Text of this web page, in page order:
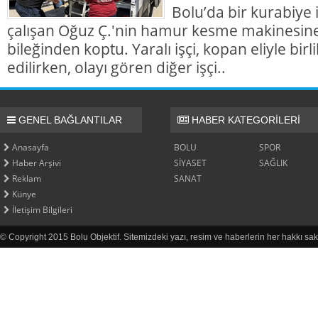
Bolu’da bir
çalışan Oğuz Ç.'nin hamur kesme
bileğinden koptu. Yaralı işçi, kopan eliyle
edilirken, olayı gören diğer işçi..
GENEL BAĞLANTILAR
Anasayfa
Haber Arşivi
Reklam
Künye
İletişim Bilgileri
HABER KATEGORİLERİ
BOLU
SPOR
SİYASET
SAĞLIK
SANAT
© Copyright 2015 Bolu Objektif. Sitemizdeki yazı, resim ve haberlerin her hakkı